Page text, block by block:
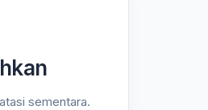
sementara.